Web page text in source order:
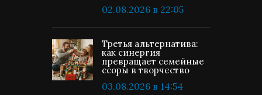
02.08.2026 в 22:05
Третья альтернатива:
как синергия
превращает семейные
ссоры в творчество
03.08.2026 в 14:54